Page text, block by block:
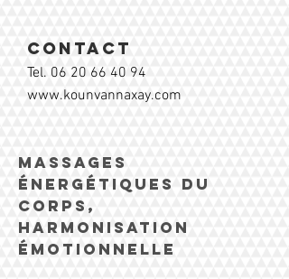
CONTACT
Tel. 06 20 66 40 94
www.kounvannaxay.com
Massages
ÉnergÉtiques du
corps,
harmonisation
Émotionnelle